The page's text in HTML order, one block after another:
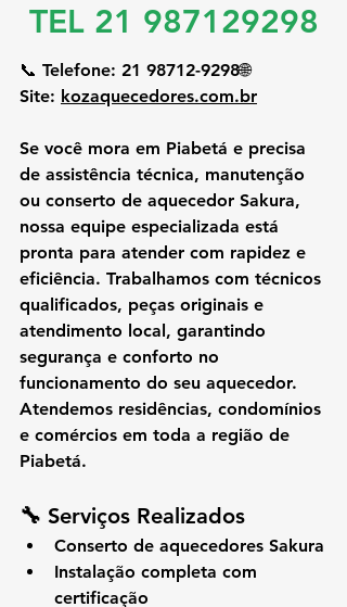
TEL 21 987129298
📞 Telefone: 21 98712-9298🌐
Site: kozaquecedores.com.br
Se você mora em Piabetá e precisa
de assistência técnica, manutenção
ou conserto de aquecedor Sakura,
nossa equipe especializada está
pronta para atender com rapidez e
eficiência. Trabalhamos com técnicos
qualificados, peças originais e
atendimento local, garantindo
segurança e conforto no
funcionamento do seu aquecedor.
Atendemos residências, condomínios
e comércios em toda a região de
Piabetá.
🔧 Serviços Realizados
Conserto de aquecedores Sakura
Instalação completa com
certificação